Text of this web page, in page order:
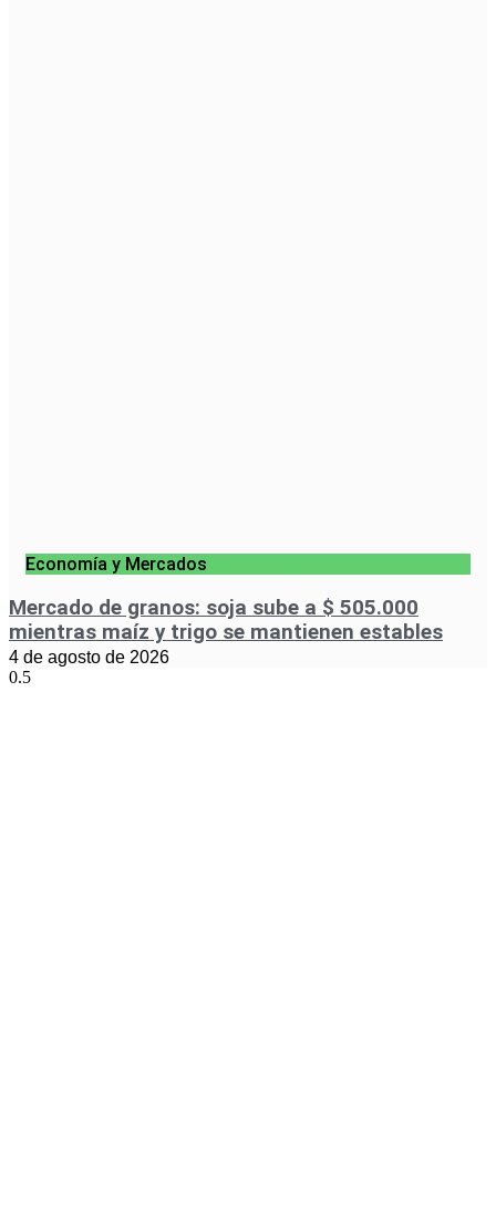
Economía y Mercados
Mercado de granos: soja sube a $ 505.000
mientras maíz y trigo se mantienen estables
4 de agosto de 2026